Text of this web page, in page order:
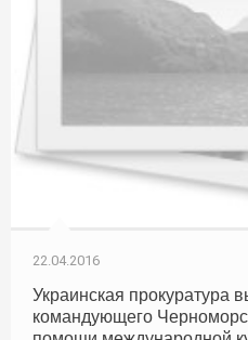
22.04.2016
Украинская прокуратура
командующего